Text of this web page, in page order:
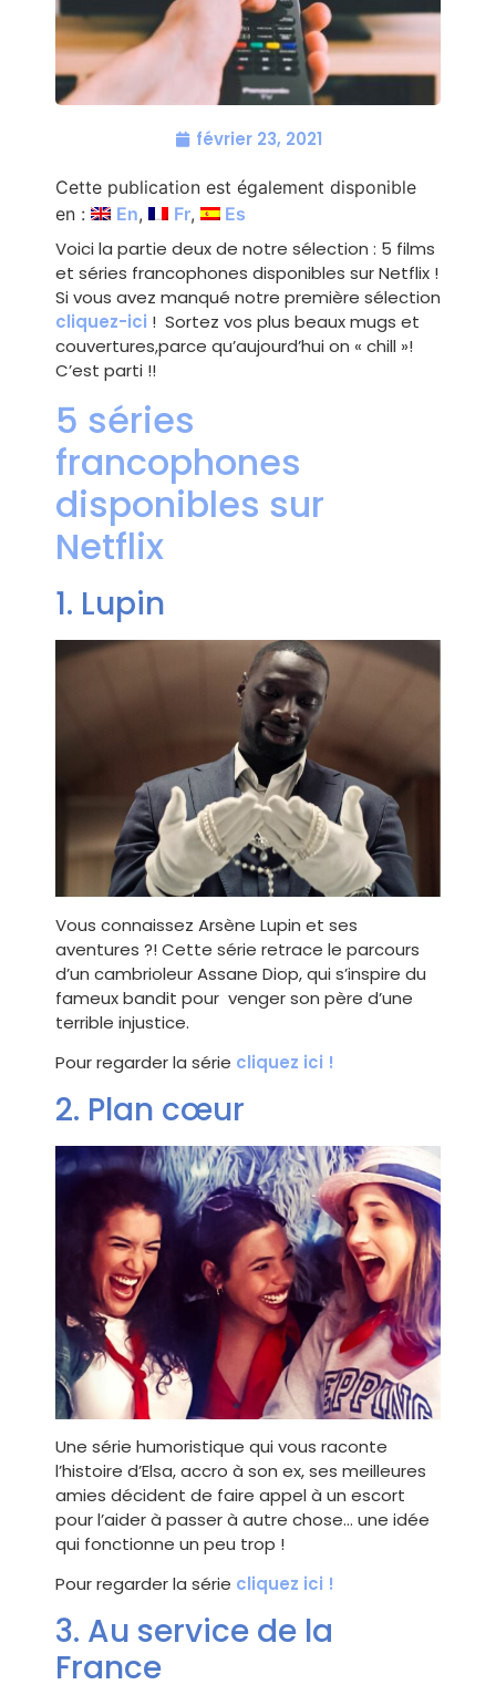
février 23, 2021
Cette publication est également disponible
en :
En Fr Es
Voici la partie deux de notre sélection : 5 films
et séries francophones disponibles sur Netflix !
Si vous avez manqué notre première sélection
cliquez-ici ! Sortez vos plus beaux mugs et
couvertures,parce qu’aujourd’hui on « chill »!
C’est parti !!
5 séries
francophones
disponibles sur
Netflix
1. Lupin
Vous connaissez Arsène Lupin et ses
aventures ?! Cette série retrace le parcours
d’un cambrioleur Assane Diop, qui s’inspire du
fameux bandit pour venger son père d’une
terrible injustice.
Pour regarder la série cliquez ici !
2. Plan cœur
Une série humoristique qui vous raconte
l’histoire d’Elsa, accro à son ex, ses meilleures
amies décident de faire appel à un escort
pour l’aider à passer à autre chose… une idée
qui fonctionne un peu trop !
Pour regarder la série cliquez ici !
3. Au service de la
France